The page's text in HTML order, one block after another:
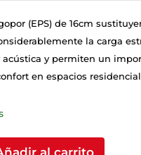
(EPS) de 16cm
la carga
y permiten un
en espacios